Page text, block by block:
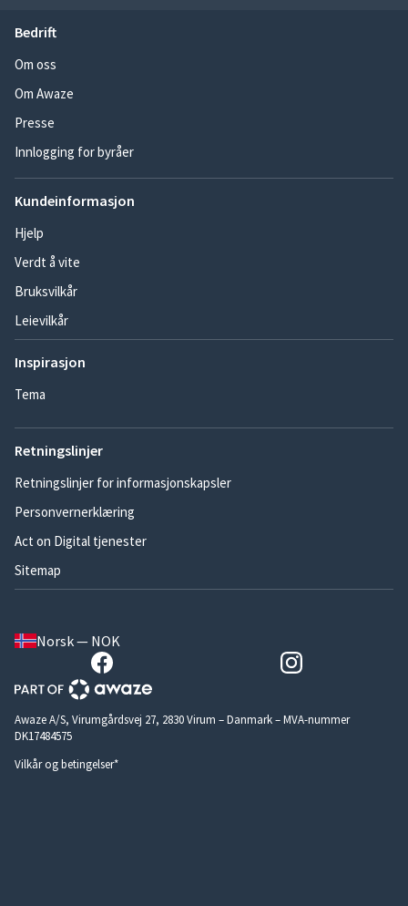
Bedrift
Om oss
Om Awaze
Presse
Innlogging for byråer
Kundeinformasjon
Hjelp
Verdt å vite
Bruksvilkår
Leievilkår
Inspirasjon
Tema
Retningslinjer
Retningslinjer for informasjonskapsler
Personvernerklæring
Act on Digital tjenester
Sitemap
Norsk — NOK
Awaze A/S, Virumgårdsvej 27, 2830 Virum – Danmark – MVA-nummer
DK17484575
Vilkår og betingelser*